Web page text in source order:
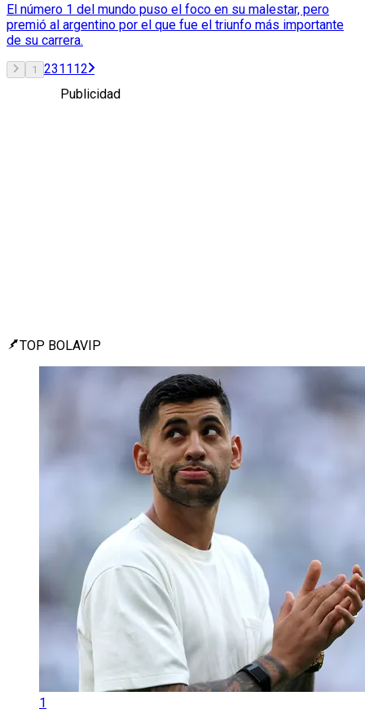
El número 1 del mundo puso el foco en su malestar, pero
premió al argentino por el que fue el triunfo más importante
de su carrera.
1 231112
Publicidad
TOP BOLAVIP
1